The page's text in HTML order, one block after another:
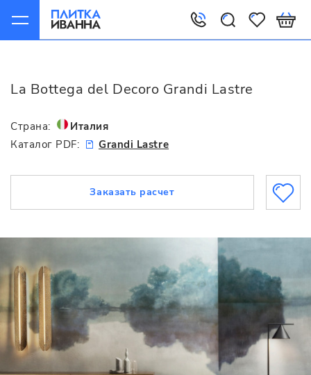
La Bottega del Decoro Grandi Lastre
Страна:
Италия
Каталог PDF:
Grandi Lastre
Заказать расчет